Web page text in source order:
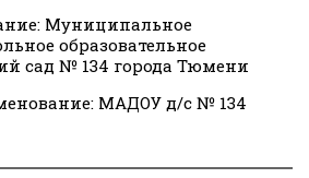
Муниципальное
образовательное
сад № 134 города Тюмени
МАДОУ д/с № 134